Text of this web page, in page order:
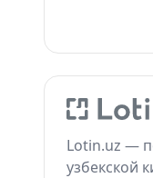
Lotin.uz —
узбекской